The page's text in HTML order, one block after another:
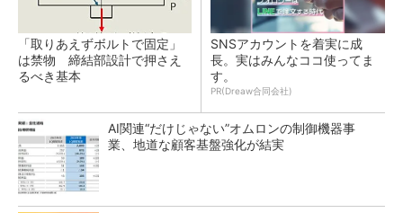
「取りあえずボルトで固定」
は禁物 締結部設計で押さえ
るべき基本
SNSアカウントを着実に成
長。実はみんなココ使ってま
す。
PR(Dreaw合同会社)
AI関連“だけじゃない”オムロンの制御機器事
業、地道な顧客基盤強化が結実